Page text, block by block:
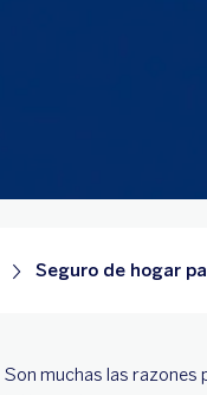
Seguro de hogar
Son muchas las razones